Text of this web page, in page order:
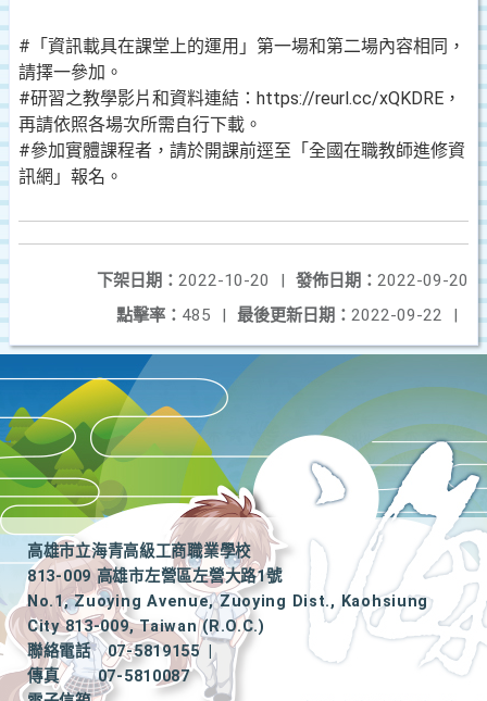
#「資訊載具在課堂上的運用」第一場和第二場內容相同，
請擇一參加。
#研習之教學影片和資料連結：https://reurl.cc/xQKDRE，
再請依照各場次所需自行下載。
#參加實體課程者，請於開課前逕至「全國在職教師進修資
訊網」報名。
發佈日期： 2022-09-20
下架日期： 2022-10-20
|
最後更新日期： 2022-09-22 |
點擊率： 485 |
高雄市立海青高級工商職業學校
813-009 高雄市左營區左營大路1號
No.1, Zuoying Avenue, Zuoying Dist., Kaohsiung
City 813-009, Taiwan (R.O.C.)
聯絡電話
07-5819155
|
傳真
07-5810087